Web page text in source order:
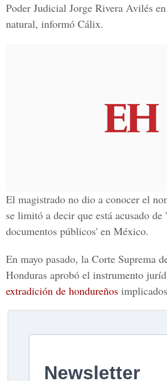
Poder Judicial Jorge Rivera Avilés
natural, informó Cálix.
El magistrado no dio a conocer el
se limitó a decir que está acusado
documentos públicos' en México.
En mayo pasado, la Corte Suprema
Honduras aprobó el instrumento
extradición de hondureños